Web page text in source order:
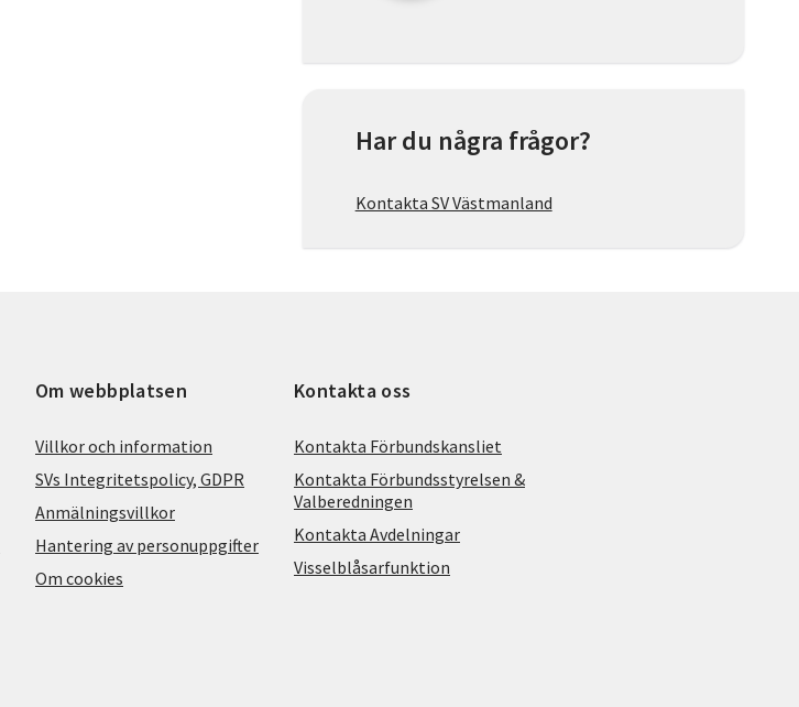
Har du några frågor?
Kontakta SV Västmanland
Om webbplatsen
Villkor och information
SVs Integritetspolicy, GDPR
Anmälningsvillkor
Hantering av personuppgifter
Om cookies
Kontakta oss
Kontakta Förbundskansliet
Kontakta Förbundsstyrelsen &
Valberedningen
Kontakta Avdelningar
Visselblåsarfunktion